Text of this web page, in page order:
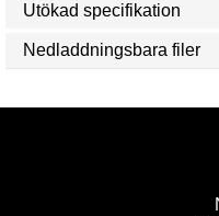
Utökad specifikation
Nedladdningsbara filer